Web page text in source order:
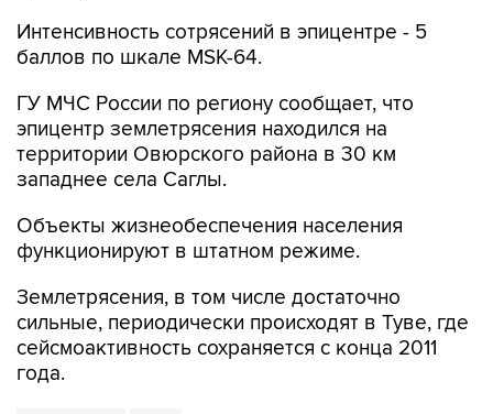
Интенсивность сотрясений в эпицентре - 5
баллов по шкале MSK-64.
ГУ МЧС России по региону сообщает, что
эпицентр землетрясения находился на
территории Овюрского района в 30 км
западнее села Саглы.
Объекты жизнеобеспечения населения
функционируют в штатном режиме.
Землетрясения, в том числе достаточно
сильные, периодически происходят в Туве, где
сейсмоактивность сохраняется с конца 2011
года.